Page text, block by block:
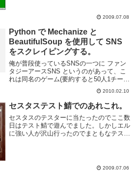
2009.07.08
Python で Mechanize と
BeautifulSoup を使用して SNS
をスクレイピングする。
俺が普段使っているSNSの一つに ファン
タジーアースSNS というのがあって、こ
れは同名のゲーム(要約すると50人1チーム
で戦争するゲームです)と連動して戦争の
成績が見れたり各国毎の統計が見れたりと
なかなか便利な仕組みになってます。た
だ、各...
2010.02.10
セスタステスト鯖でのあれこれ。
セスタスのテスターに当たったのでここ数
日はテスト鯖で遊んでました。しかしエル
に強い人が沢山行ったのでまともなテスト
2009.07.06